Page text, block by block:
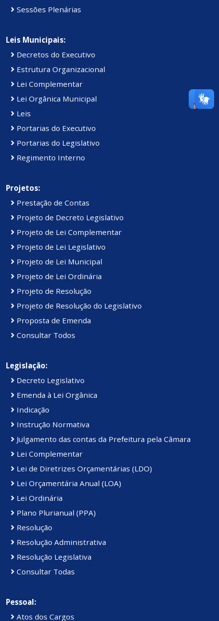
Sessões Plenárias
Leis Municipais:
Decretos do Executivo
Estrutura Organizacional
Lei Complementar
Lei Orgânica Municipal
Leis
Portarias do Executivo
Portarias do Legislativo
Regimento Interno
Projetos:
Prestação de Contas
Projeto de Decreto Legislativo
Projeto de Lei Complementar
Projeto de Lei Legislativo
Projeto de Lei Municipal
Projeto de Lei Ordinária
Projeto de Resolução
Projeto de Resolução do Legislativo
Proposta de Emenda
Consultar Todos
Legislação:
Decreto Legislativo
Emenda à Lei Orgânica
Indicação
Instrução Normativa
Julgamento das contas da Prefeitura pela Câmara
Lei Complementar
Lei de Diretrizes Orçamentárias (LDO)
Lei Orçamentária Anual (LOA)
Lei Ordinária
Plano Plurianual (PPA)
Resolução
Resolução Administrativa
Resolução Legislativa
Consultar Todas
Pessoal:
Atos dos Cargos